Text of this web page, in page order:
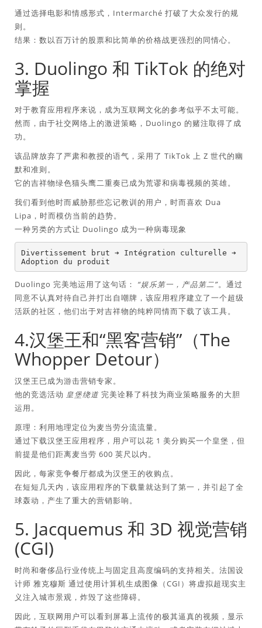
通过选择电影和情感形式，Intermarché 打破了大众发行的规
则。
结果：数以百万计的股票和比简单的价格战更强烈的同情心。
3. Duolingo 和 TikTok 的绝对
掌握
对于教育应用程序来说，成为互联网文化的参考似乎不太可能。
然而，由于社交网络上的激进策略，Duolingo 的赌注取得了成
功。
该品牌放弃了严肃和教授的语气，采用了 TikTok 上 Z 世代的幽
默和准则。
它的吉祥物绿色猫头鹰二重奏已成为荒谬和病毒视频的英雄。
我们看到他时而威胁那些忘记教训的用户，时而喜欢 Dua
Lipa，时而模仿当前的趋势。
一种另类的方式让 Duolingo 成为一种病毒现象
Divertissement brut ➔ Intégration culturelle ➔
Duolingo 完美地运用了这句话： “娱乐第一，产品第二”。通过
同意不认真对待自己并打出自嘲牌，该应用程序建立了一个超级
活跃的社区，他们出于对吉祥物的纯粹同情而下载了该工具。
4.汉堡王和“黑客营销”（The
Whopper Detour）
汉堡王已成为游击营销专家。
他的竞选活动 皇堡绕道 完美诠释了科技为商业策略服务的大胆
运用。
原理：利用地理定位为麦当劳分流流量。
通过下载汉堡王应用程序，用户可以花 1 美分购买一个皇堡，但
前提是他们距离麦当劳 600 英尺以内。
因此，每家竞争餐厅都成为汉堡王的收购点。
在短短几天内，该应用程序的下载量就达到了第一，并引起了全
球轰动，产生了重大的营销影响。
5. Jacquemus 和 3D 视觉营销
(CGI)
时尚和奢侈品行业传统上与固定且高度编码的支持相关。法国设
计师 雅克穆斯 通过使用计算机生成图像（CGI）将虚拟超现实主
义注入城市景观，炸毁了这些障碍。
因此，互联网用户可以看到屏幕上流传的极其逼真的视频，显示